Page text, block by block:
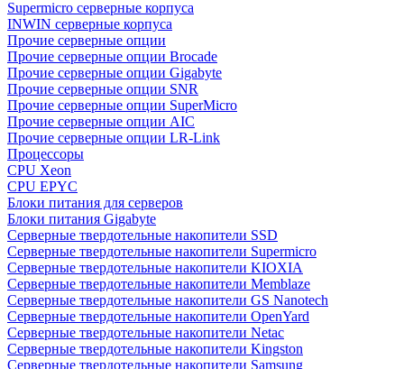
Supermicro серверные корпуса
INWIN серверные корпуса
Прочие серверные опции
Прочие серверные опции Brocade
Прочие серверные опции Gigabyte
Прочие серверные опции SNR
Прочие серверные опции SuperMicro
Прочие серверные опции AIC
Прочие серверные опции LR-Link
Процессоры
CPU Xeon
CPU EPYC
Блоки питания для серверов
Блоки питания Gigabyte
Серверные твердотельные накопители SSD
Cерверные твердотельные накопители Supermicro
Cерверные твердотельные накопители KIOXIA
Cерверные твердотельные накопители Memblaze
Cерверные твердотельные накопители GS Nanotech
Серверные твердотельные накопители OpenYard
Серверные твердотельные накопители Netac
Cерверные твердотельные накопители Kingston
Cерверные твердотельные накопители Samsung